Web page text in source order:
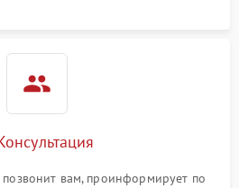
вам, проинформирует по